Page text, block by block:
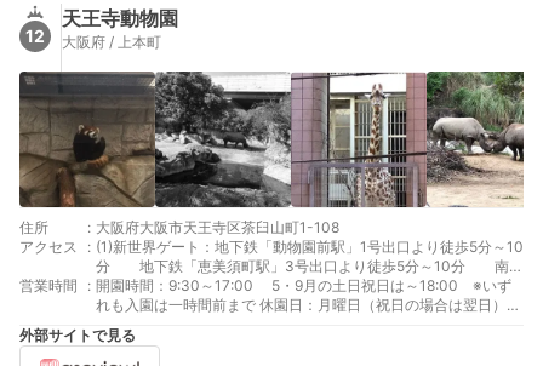
12
天王寺動物園
大阪府 / 上本町
住所 : 大阪府大阪市天王寺区茶臼山町1-108
アクセス
: (1)新世界ゲート：地下鉄「動物園前駅」1号出口より徒歩5分～10
分 地下鉄「恵美須町駅」3号出口より徒歩5分～10分 南
海･ＪＲ「新今宮駅」通天閣口（東口）より徒歩約10分 (2)てんし
ばゲート：地下鉄「天王寺駅」5番出口より徒歩5分～10分 Ｊ
Ｒ「天王寺駅」中央出口より徒歩5分～10分 近鉄南大阪線
「大阪阿部野橋駅」7番出口より徒歩約10分
営業時間 : 開園時間：9:30～17:00 5・9月の土日祝日は～18:00 ※いず
れも入園は一時間前まで 休園日：月曜日（祝日の場合は翌日）、
年末年始（12月29日～1月1日）
外部サイトで見る